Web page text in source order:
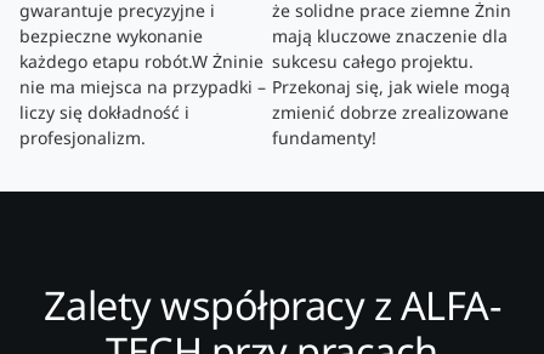
gwarantuje precyzyjne i
bezpieczne wykonanie
każdego etapu robót.W Żninie
nie ma miejsca na przypadki –
liczy się dokładność i
profesjonalizm.
że solidne prace ziemne Żnin
mają kluczowe znaczenie dla
sukcesu całego projektu.
Przekonaj się, jak wiele mogą
zmienić dobrze zrealizowane
fundamenty!
Zalety współpracy z ALFA-